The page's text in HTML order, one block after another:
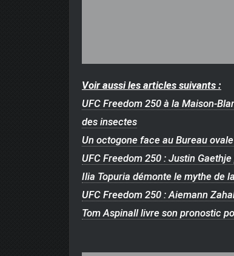
Voir aussi les articles suivants :
UFC Freedom 250 à la Maison-
des insectes
Un octogone face au Bureau
UFC Freedom 250 : Justin
Ilia Topuria démonte le mythe de
UFC Freedom 250 : Aiemann
Tom Aspinall livre son pronostic